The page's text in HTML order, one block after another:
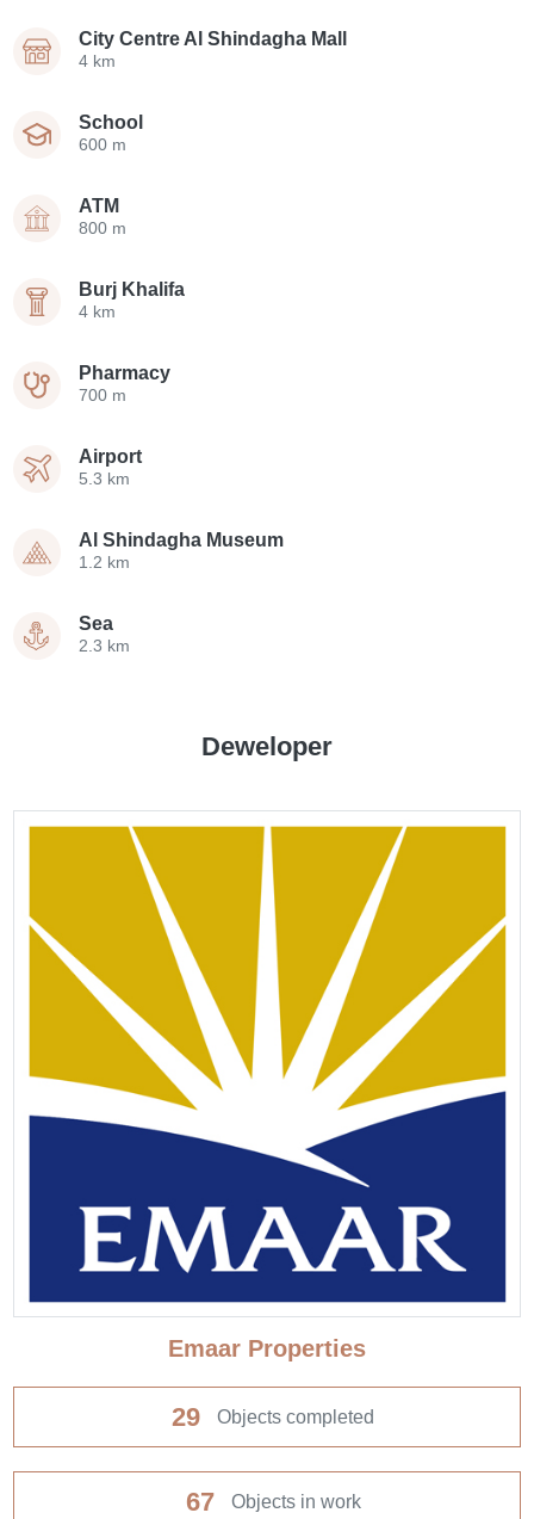
City Centre Al Shindagha Mall
4 km
School
600 m
ATM
800 m
Burj Khalifa
4 km
Pharmacy
700 m
Airport
5.3 km
Al Shindagha Museum
1.2 km
Sea
2.3 km
Deweloper
Emaar Properties
29 Objects completed
67 Objects in work